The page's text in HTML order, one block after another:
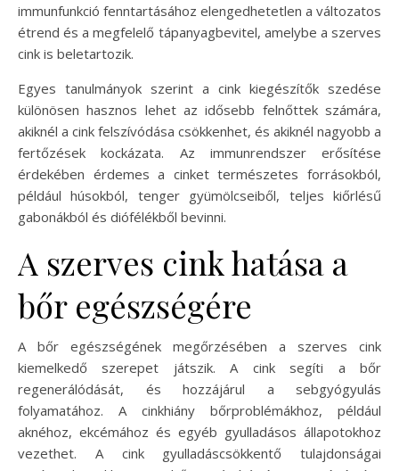
immunfunkció fenntartásához elengedhetetlen a változatos
étrend és a megfelelő tápanyagbevitel, amelybe a szerves
cink is beletartozik.
Egyes tanulmányok szerint a cink kiegészítők szedése
különösen hasznos lehet az idősebb felnőttek számára,
akiknél a cink felszívódása csökkenhet, és akiknél nagyobb a
fertőzések kockázata. Az immunrendszer erősítése
érdekében érdemes a cinket természetes forrásokból,
például húsokból, tenger gyümölcseiből, teljes kiőrlésű
gabonákból és diófélékből bevinni.
A szerves cink hatása a
bőr egészségére
A bőr egészségének megőrzésében a szerves cink
kiemelkedő szerepet játszik. A cink segíti a bőr
regenerálódását, és hozzájárul a sebgyógyulás
folyamatához. A cinkhiány bőrproblémákhoz, például
aknéhoz, ekcémához és egyéb gyulladásos állapotokhoz
vezethet. A cink gyulladáscsökkentő tulajdonságai